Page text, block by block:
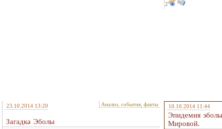
2
23.10.2014 13:20 Анализ, события, факты
Загадка Эболы
10.10.2014 11:44
Эпидемия
Мировой.